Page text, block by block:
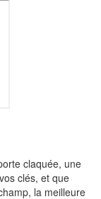
claquée, une
clés, et que
la meilleure